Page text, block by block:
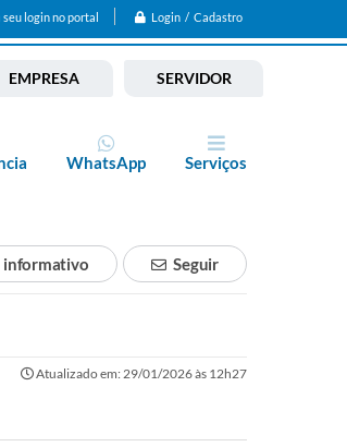
seu login no portal Login / Cadastro
EMPRESA SERVIDOR
WhatsApp Serviços
Seguir
informativo
Atualizado em: 29/01/2026 às 12h27